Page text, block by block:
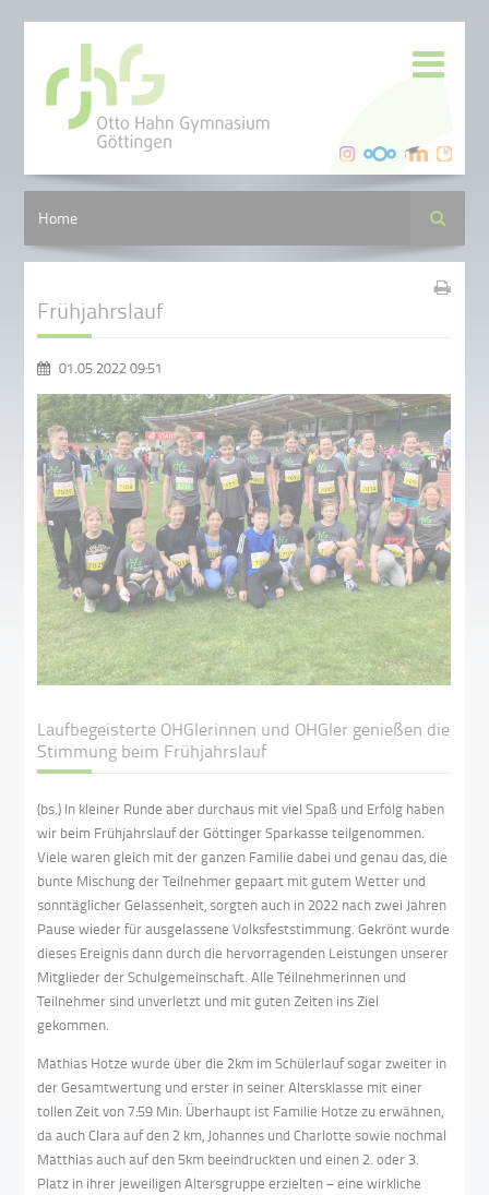
Home Suche
Frühjahrslauf
01.05.2022 09:51
Laufbegeisterte OHGlerinnen und OHGler genießen die
Stimmung beim Frühjahrslauf
(bs.) In kleiner Runde aber durchaus mit viel Spaß und Erfolg haben
wir beim Frühjahrslauf der Göttinger Sparkasse teilgenommen.
Viele waren gleich mit der ganzen Familie dabei und genau das, die
bunte Mischung der Teilnehmer gepaart mit gutem Wetter und
sonntäglicher Gelassenheit, sorgten auch in 2022 nach zwei Jahren
Pause wieder für ausgelassene Volksfeststimmung. Gekrönt wurde
dieses Ereignis dann durch die hervorragenden Leistungen unserer
Mitglieder der Schulgemeinschaft. Alle Teilnehmerinnen und
Teilnehmer sind unverletzt und mit guten Zeiten ins Ziel
gekommen.
Mathias Hotze wurde über die 2km im Schülerlauf sogar zweiter in
der Gesamtwertung und erster in seiner Altersklasse mit einer
tollen Zeit von 7:59 Min. Überhaupt ist Familie Hotze zu erwähnen,
da auch Clara auf den 2 km, Johannes und Charlotte sowie nochmal
Matthias auch auf den 5km beeindruckten und einen 2. oder 3.
Platz in ihrer jeweiligen Altersgruppe erzielten – eine wirkliche